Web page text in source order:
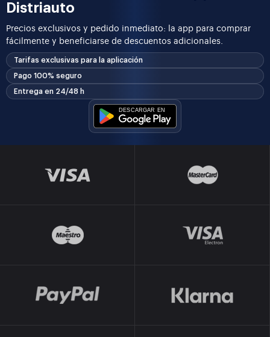
Distriauto
Precios exclusivos y pedido inmediato: la app para comprar
fácilmente y beneficiarse de descuentos adicionales.
Tarifas exclusivas para la aplicación
Pago 100% seguro
Entrega en 24/48 h